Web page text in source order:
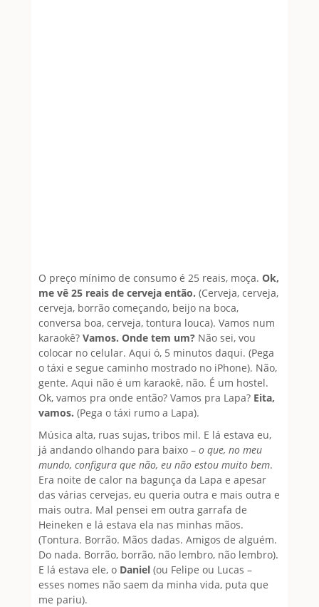
O preço mínimo de consumo é 25 reais, moça. Ok,
me vê 25 reais de cerveja então. (Cerveja, cerveja,
cerveja, borrão começando, beijo na boca,
conversa boa, cerveja, tontura louca). Vamos num
karaokê? Vamos. Onde tem um? Não sei, vou
colocar no celular. Aqui ó, 5 minutos daqui. (Pega
o táxi e segue caminho mostrado no iPhone). Não,
gente. Aqui não é um karaokê, não. É um hostel.
Ok, vamos pra onde então? Vamos pra Lapa? Eita,
vamos. (Pega o táxi rumo a Lapa).
Música alta, ruas sujas, tribos mil. E lá estava eu,
já andando olhando para baixo – o que, no meu
mundo, configura que não, eu não estou muito bem.
Era noite de calor na bagunça da Lapa e apesar
das várias cervejas, eu queria outra e mais outra e
mais outra. Mal pensei em outra garrafa de
Heineken e lá estava ela nas minhas mãos.
(Tontura. Borrão. Mãos dadas. Amigos de alguém.
Do nada. Borrão, borrão, não lembro, não lembro).
E lá estava ele, o Daniel (ou Felipe ou Lucas –
esses nomes não saem da minha vida, puta que
me pariu).